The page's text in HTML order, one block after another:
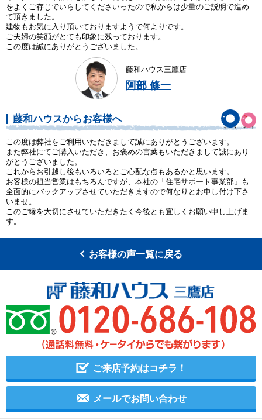
をよくご存じでいらしてくださいったので私からは少量のご説明で進め
て頂きました。
建物もお気に入り頂いておりますようで何よりです。
ご夫婦の笑顔がとても印象に残っております。
この度は誠にありがとうございました。
藤和ハウス三鷹店
阿部 修一
藤和ハウスからお客様へ
この度は弊社をご利用いただきまして誠にありがとうございます。
また弊社にてご購入いただき、お褒めの言葉もいただきまして誠にあり
がとうございました。
これからお引越し後もいろいろとご心配な点もあるかと思います。
お客様の担当営業はもちろんですが、本社の「住宅サポート事業部」も
全面的にバックアップさせていただきますので何なりとお申し付け下さ
いませ。
このご縁を大切にさせていただきたく今後とも宜しくお願い申し上げま
す。
お客様の声一覧に戻る
ご来店予約はコチラ！
メールでお問い合わせ